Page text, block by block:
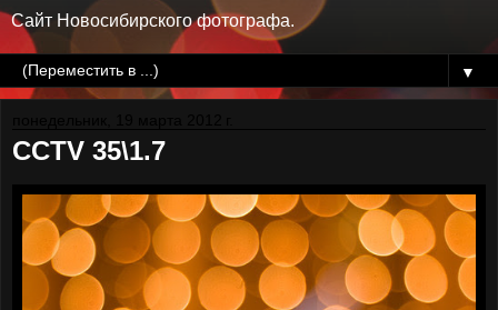
Сайт Новосибирского фотографа.
▼
CCTV 35\1.7